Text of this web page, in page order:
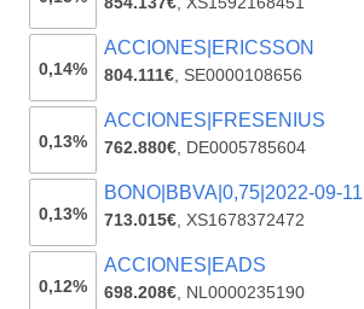
0,14%
ACCIONES|ERICSSON
804.111€, SE0000108656
0,13%
ACCIONES|FRESENIUS
762.880€, DE0005785604
0,13%
BONO|BBVA|0,75|2022-09-11
713.015€,XS1678372472
0,12%
ACCIONES|EADS
698.208€, NL0000235190